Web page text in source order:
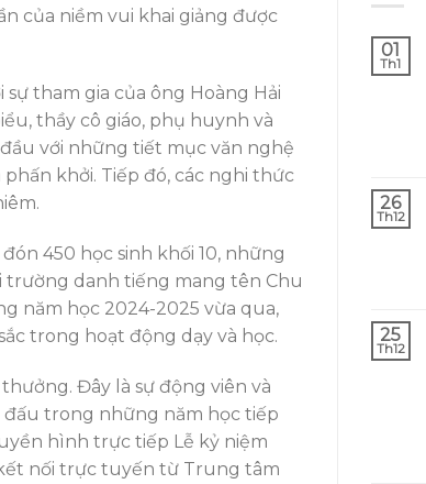
của niềm vui khai giảng được
sự tham gia của ông Hoàng Hải
thầy cô giáo, phụ huynh và
với những tiết mục văn nghệ
khởi. Tiếp đó, các nghi thức
450 học sinh khối 10, những
danh tiếng mang tên Chu
năm học 2024-2025 vừa qua,
trong hoạt động dạy và học.
Đây là sự động viên và
trong những năm học tiếp
hình trực tiếp Lễ kỷ niệm
nối trực tuyến từ Trung tâm
01
Th1
26
Th12
25
Th12